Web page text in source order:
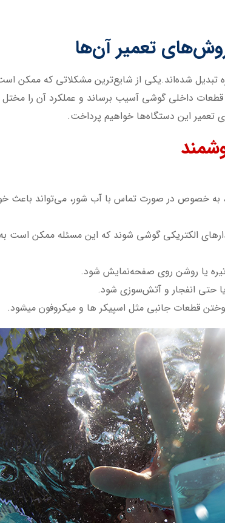
تعمیر آن‌ها
تبدیل شده‌اند.یکی از شایع‌ترین مشکلاتی که ممکن
داخلی گوشی آسیب برساند و عملکرد آن را مختل
این دستگاه‌ها خواهیم پرداخت.
به خصوص در صورت تماس با آب شور، می‌تواند باعث
الکتریکی گوشی شوند که این مسئله ممکن است